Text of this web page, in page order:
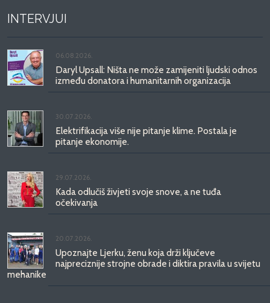
INTERVJUI
06.08.2026.
Daryl Upsall: Ništa ne može zamijeniti ljudski odnos
između donatora i humanitarnih organizacija
30.07.2026.
Elektrifikacija više nije pitanje klime. Postala je
pitanje ekonomije.
29.07.2026.
Kada odlučiš živjeti svoje snove, a ne tuđa
očekivanja
20.07.2026.
Upoznajte Ljerku, ženu koja drži ključeve
najpreciznije strojne obrade i diktira pravila u svijetu
mehanike